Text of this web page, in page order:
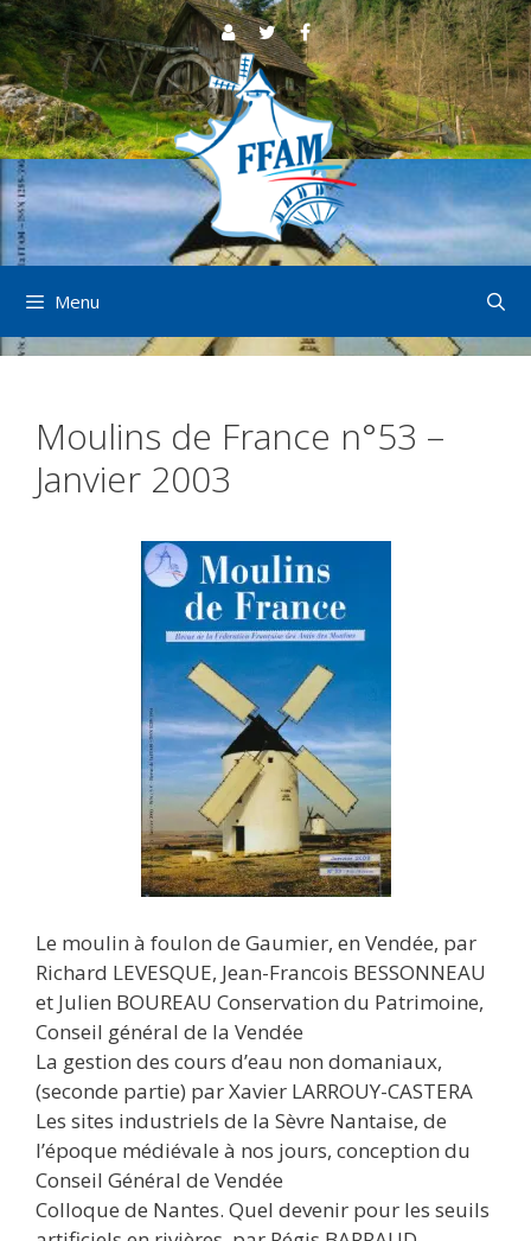
Aller
au
contenu
Menu
Moulins de France n°53 –
Janvier 2003
Le moulin à foulon de Gaumier, en Vendée, par
Richard LEVESQUE, Jean-Francois BESSONNEAU
et Julien BOUREAU Conservation du Patrimoine,
Conseil général de la Vendée
La gestion des cours d’eau non domaniaux,
(seconde partie) par Xavier LARROUY-CASTERA
Les sites industriels de la Sèvre Nantaise, de
l’époque médiévale à nos jours, conception du
Conseil Général de Vendée
Colloque de Nantes. Quel devenir pour les seuils